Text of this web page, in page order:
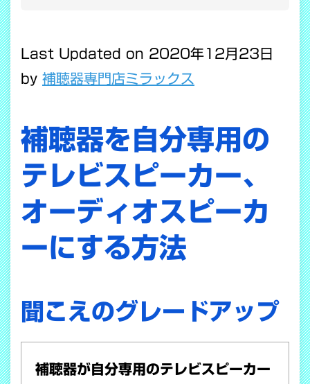
Last Updated on 2020年12月23日
by 補聴器専門店ミラックス
補聴器を自分専用の
テレビスピーカー、
オーディオスピーカ
ーにする方法
聞こえのグレードアップ
補聴器が自分専用のテレビスピーカー